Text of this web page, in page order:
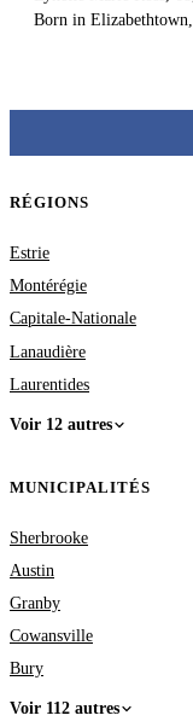
Born in Elizabethtown,
RÉGIONS
Estrie
Montérégie
Capitale-Nationale
Lanaudière
Laurentides
Voir 12 autres
MUNICIPALITÉS
Sherbrooke
Austin
Granby
Cowansville
Bury
Voir 112 autres